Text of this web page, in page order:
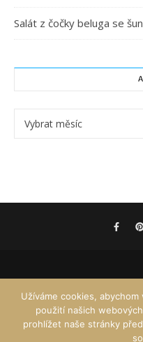
Salát z čočky beluga se
Archivy
Užíváme cookies,
použití našich
prohlížet naše stránky